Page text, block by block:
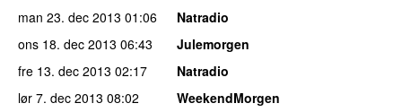
man 23. dec 2013 01:06
Natradio
ons 18. dec 2013 06:43
Julemorgen
fre 13. dec 2013 02:17
Natradio
lør 7. dec 2013 08:02
WeekendMorgen